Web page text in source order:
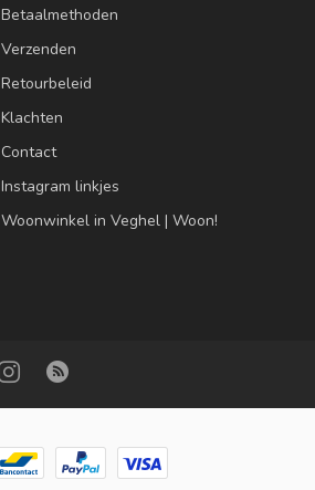
Betaalmethoden
Verzenden
Retourbeleid
Klachten
Contact
Instagram linkjes
Woonwinkel in Veghel | Woon!